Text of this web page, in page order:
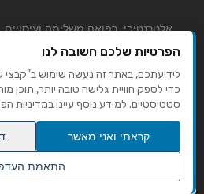
אלטרנטיבי, רפואה משלימה ועיסויים
גני ילדים, משפחתונים וצהרונים
קוסמטיקה טיפוח ויופי
מורים לנהיגה
הפרטיות שלכם חשובה לנו
כדי לספק חוויית גלישה טובה יותר, תוכן
סטטיסטיים. למידע נוסף עיינו במדיניות
קראתי ואני מאשר
התאמת
שנו העדפות פרטיות